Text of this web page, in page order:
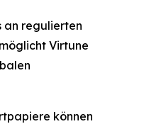
an regulierten
Virtune
können